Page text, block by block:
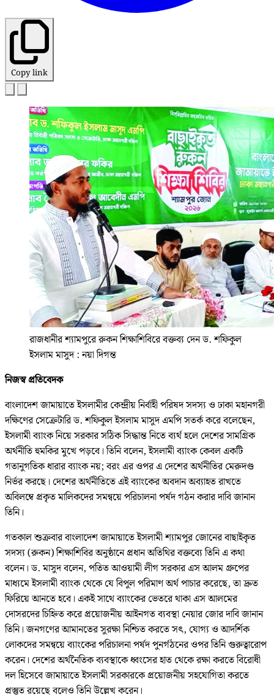
Copy link
রাজধানীর শ্যামপুরে রুকন শিক্ষাশিবিরে বক্তব্য দেন ড. শফিকুল
ইসলাম মাসুদ : নয়া দিগন্ত
নিজস্ব প্রতিবেদক
বাংলাদেশ জামায়াতে ইসলামীর কেন্দ্রীয় নির্বাহী পরিষদ সদস্য ও ঢাকা মহানগরী
দক্ষিণের সেক্রেটারি ড. শফিকুল ইসলাম মাসুদ এমপি সতর্ক করে বলেছেন,
ইসলামী ব্যাংক নিয়ে সরকার সঠিক সিদ্ধান্ত নিতে ব্যর্থ হলে দেশের সামগ্রিক
অর্থনীতি হুমকির মুখে পড়বে। তিনি বলেন, ইসলামী ব্যাংক কেবল একটি
গতানুগতিক ধারার ব্যাংক নয়; বরং এর ওপর এ দেশের অর্থনীতির মেরুদণ্ড
নির্ভর করছে। দেশের অর্থনীতিতে এই ব্যাংকের অবদান অব্যাহত রাখতে
অবিলম্বে প্রকৃত মালিকদের সমন্বয়ে পরিচালনা পর্ষদ গঠন করার দাবি জানান
তিনি।
গতকাল শুক্রবার বাংলাদেশ জামায়াতে ইসলামী শ্যামপুর জোনের বাছাইকৃত
সদস্য (রুকন) শিক্ষাশিবির অনুষ্ঠানে প্রধান অতিথির বক্তব্যে তিনি এ কথা
বলেন। ড. মাসুদ বলেন, পতিত আওয়ামী লীগ সরকার এস আলম গ্রুপের
মাধ্যমে ইসলামী ব্যাংক থেকে যে বিপুল পরিমাণ অর্থ পাচার করেছে, তা দ্রুত
ফিরিয়ে আনতে হবে। একই সাথে ব্যাংকের ভেতরে থাকা এস আলমের
দোসরদের চিহ্নিত করে প্রয়োজনীয় আইনগত ব্যবস্থা নেয়ার জোর দাবি জানান
তিনি। জনগণের আমানতের সুরক্ষা নিশ্চিত করতে সৎ, যোগ্য ও আদর্শিক
লোকদের সমন্বয়ে ব্যাংকের পরিচালনা পর্ষদ পুনর্গঠনের ওপর তিনি গুরুত্বারোপ
করেন। দেশের অর্থনৈতিক ব্যবস্থাকে ধ্বংসের হাত থেকে রক্ষা করতে বিরোধী
দল হিসেবে জামায়াতে ইসলামী সরকারকে প্রয়োজনীয় সহযোগিতা করতে
প্রস্তুত রয়েছে বলেও তিনি উল্লেখ করেন।